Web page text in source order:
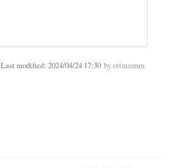
Last modified: 2024/04/24 17:30 byottmannm